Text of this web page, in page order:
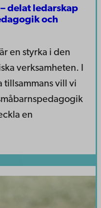
delat ledarskap
och
en styrka i den
verksamheten. ​​I
vill vi
en